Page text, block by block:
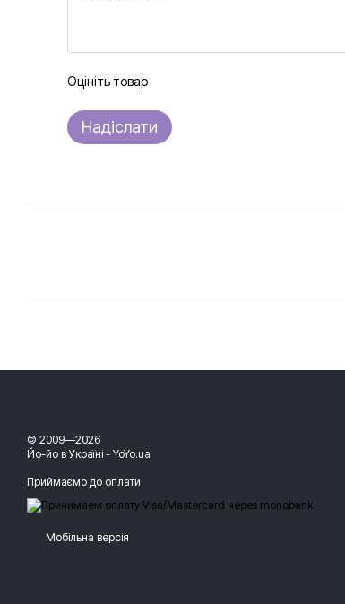
Оцініть товар
Надіслати
© 2009—2026
Йо-йо в Україні - YoYo.ua
Приймаємо до оплати
Мобільна версія